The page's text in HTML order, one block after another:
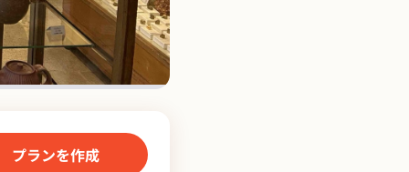
プランを作成